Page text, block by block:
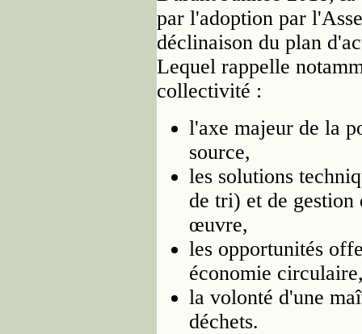
par l'adoption par
déclinaison du plan
Lequel rappelle
collectivité :
l'axe majeur de la
source,
les solutions
de tri) et de gestion
œuvre,
les opportunités
économie
la volonté d'une
déchets.